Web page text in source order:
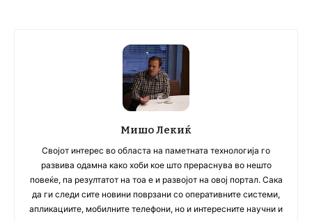
Мишо Лекиќ
Својот интерес во областа на паметната технологија го
развива одамна како хоби кое што прераснува во нешто
повеќе, па резултатот на тоа е и развојот на овој портал. Сака
да ги следи сите новини поврзани со оперативните системи,
апликациите, мобилните телефони, но и интересните научни и